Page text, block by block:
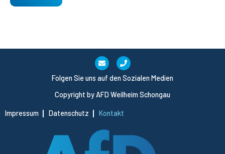
Copyright by AFD Weilheim Schongau
Impressum Datenschutz Kontakt
Folgen Sie uns auf den Sozialen Medien